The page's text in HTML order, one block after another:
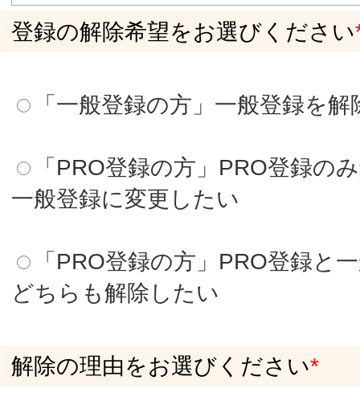
|HOME| 運営会社|登録はこちら ご利用規約 |プライバシーポリシ
ー|キャンセルポリシー |広告掲載のお問合せ|お問合せ|